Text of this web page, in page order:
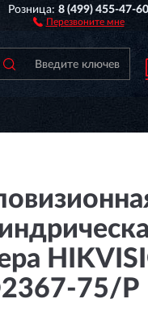
ДОСТАВИМПО ВСЕЙ
Розница:8 (499) 455-47-60
Перезвоните мне
75/P